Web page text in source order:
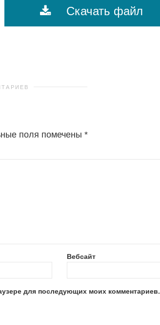
Скачать файл
поля помечены *
Вебсайт
для последующих моих комментариев.